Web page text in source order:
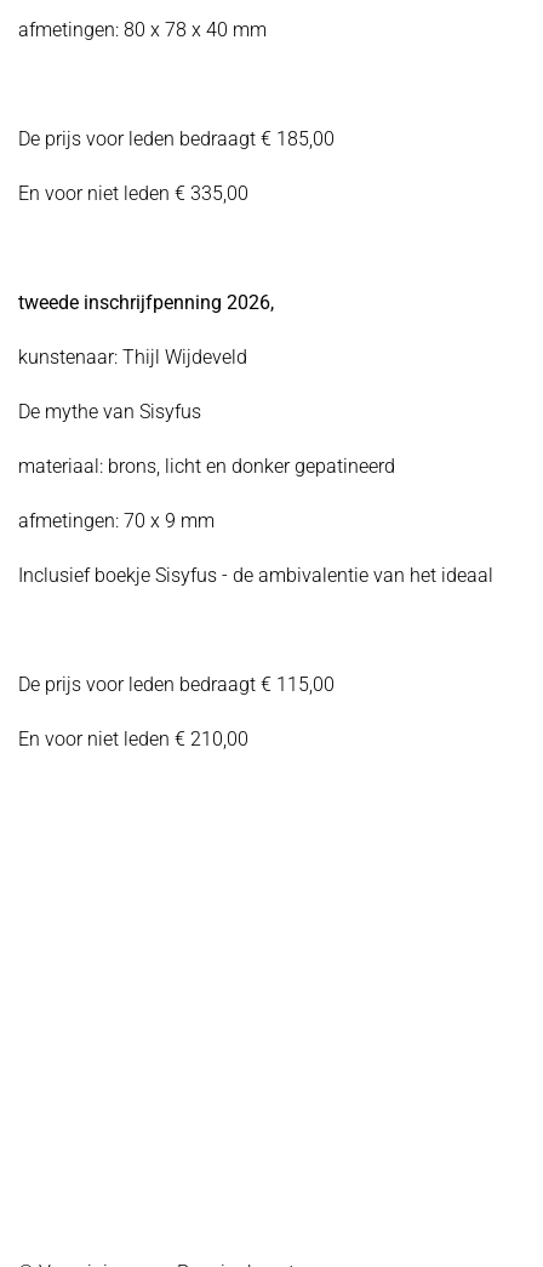
afmetingen: 80 x 78 x 40 mm
De prijs voor leden bedraagt € 185,00
En voor niet leden € 335,00
tweede inschrijfpenning 2026,
kunstenaar: Thijl Wijdeveld
De mythe van Sisyfus
materiaal: brons, licht en donker gepatineerd
afmetingen: 70 x 9 mm
Inclusief boekje Sisyfus - de ambivalentie van het ideaal
De prijs voor leden bedraagt € 115,00
En voor niet leden € 210,00